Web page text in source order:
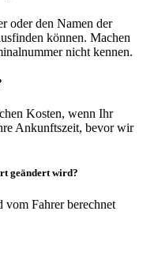
oder den Namen der
können. Machen
nicht kennen.
Kosten, wenn Ihr
Ankunftszeit, bevor wir
geändert wird?
vom Fahrer berechnet